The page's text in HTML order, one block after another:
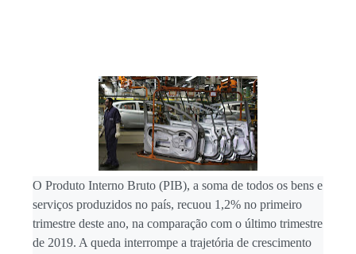
Pênaltis é realizado com sucesso nesta
sexta-feira
São Vicente do Seridó - A vereadora Léia
Monteiro teve suas contas referentes ao
exercício de 2024 aprovadas pelo TCE da
Paraíba.
São Vicente do Seridó - PB - Palmeiras de
Seridó é o grande campeão da Série B 2026
São Vicente do Seridó-PB - Gestão realiza a
O Produto Interno Bruto (PIB), a soma de todos os bens e
serviços produzidos no país, recuou 1,2% no primeiro
trimestre deste ano, na comparação com o último trimestre
de 2019. A queda interrompe a trajetória de crescimento